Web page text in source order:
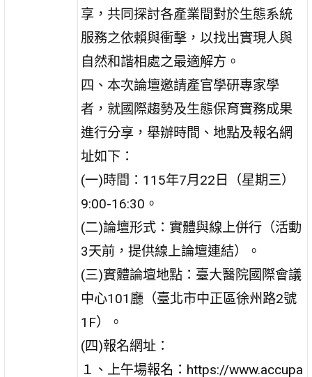
享，共同探討各產業間對於生態系統
服務之依賴與衝擊，以找出實現人與
自然和諧相處之最適解方。
四、本次論壇邀請產官學研專家學
者，就國際趨勢及生態保育實務成果
進行分享，舉辦時間、地點及報名網
址如下：
(一)時間：115年7月22日（星期三）
9:00-16:30。
(二)論壇形式：實體與線上併行（活動
3天前，提供線上論壇連結）。
(三)實體論壇地點：臺大醫院國際會議
中心101廳（臺北市中正區徐州路2號
1F）。
(四)報名網址：
１、上午場報名：https://www.accupa